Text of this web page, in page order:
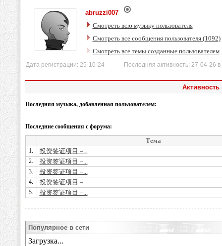
abruzzi007
Смотреть всю музыку пользователя
Смотреть все сообщения пользователя (1092)
Смотреть все темы созданные пользователем
Дата регистрации: 25-10-24 Последняя активность: 27-04-26 в
Активность
Последняя музыка, добавленная пользователем:
Последние сообщения с форума:
Тема
1. 投资签证项目 –...
2. 投资签证项目 –...
3. 投资签证项目 –...
4. 投资签证项目 –...
5. 投资签证项目 –...
Популярное в сети